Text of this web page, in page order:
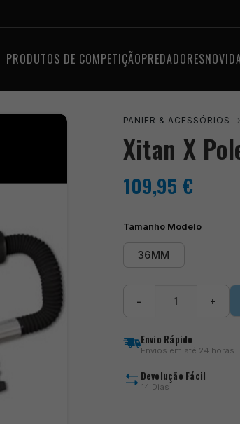
PRODUTOS DE COMPETIÇÃOPREDADORES
PANIER & ACESSÓRIOS ›
Xitan X
109,95 €
Tamanho Modelo
36MM
Pole
− +
Envio Rápido
Envios em até 24 horas
Devolução Fácil
14 Dias